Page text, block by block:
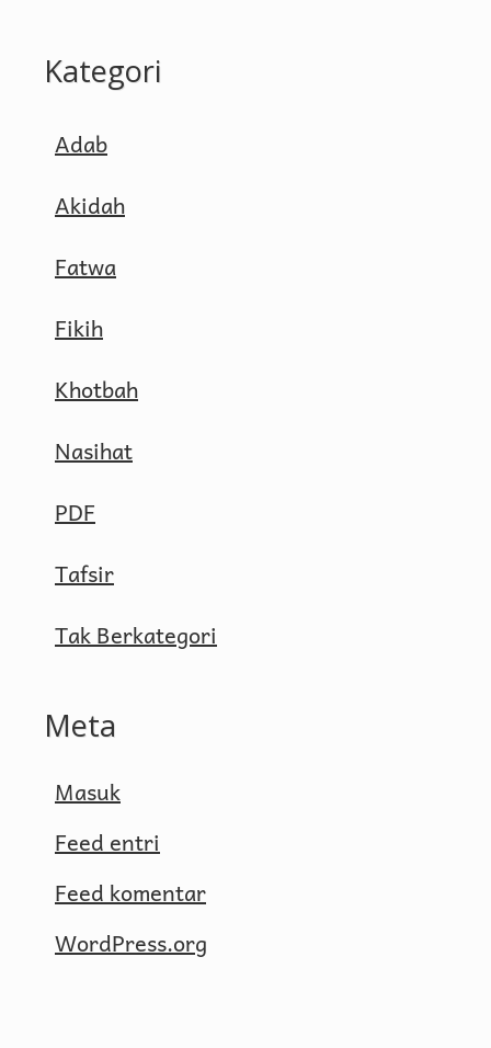
Kategori
Adab
Akidah
Fatwa
Fikih
Khotbah
Nasihat
PDF
Tafsir
Tak Berkategori
Meta
Masuk
Feed entri
Feed komentar
WordPress.org